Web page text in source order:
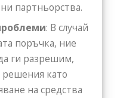
партньорства.
: В случай
поръчка, ние
ги разрешим,
решения като
на средства